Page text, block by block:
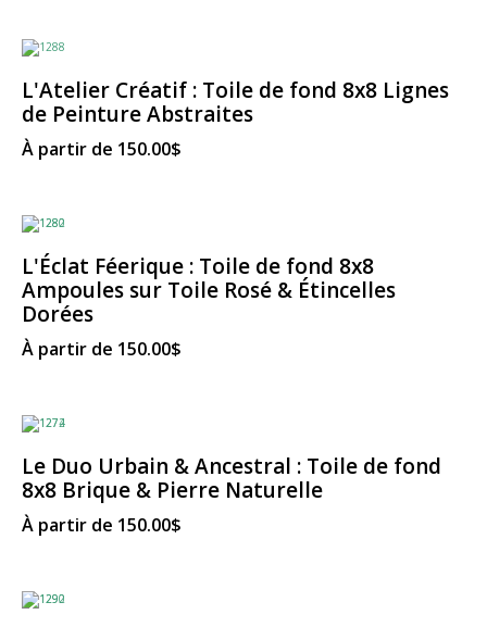
L'Atelier Créatif : Toile de fond 8x8 Lignes
de Peinture Abstraites
À partir de 150.00$
L'Éclat Féerique : Toile de fond 8x8
Ampoules sur Toile Rosé & Étincelles
Dorées
À partir de 150.00$
Le Duo Urbain & Ancestral : Toile de fond
8x8 Brique & Pierre Naturelle
À partir de 150.00$